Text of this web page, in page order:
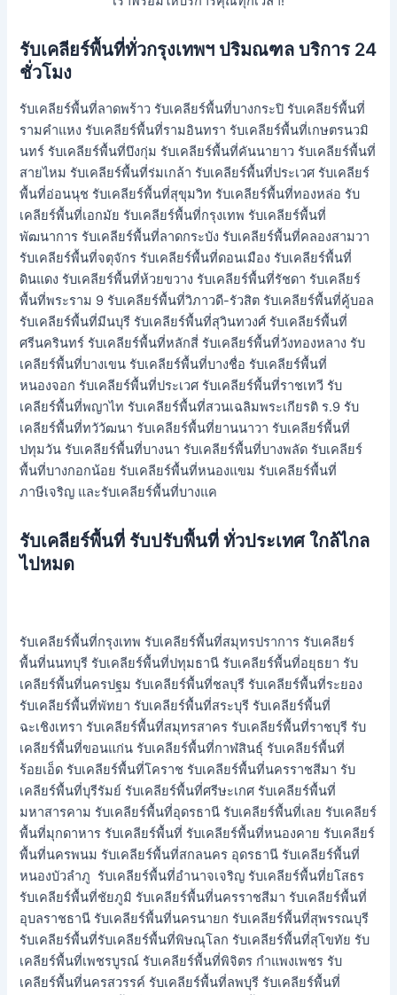
รับเคลียร์พื้นที่ทั่วกรุงเทพฯ ปริมณฑล บริการ 24
ชั่วโมง
รับเคลียร์พื้นที่ลาดพร้าว รับเคลียร์พื้นที่บางกระปิ รับเคลียร์พื้นที่
รามคำแหง รับเคลียร์พื้นที่รามอินทรา รับเคลียร์พื้นที่เกษตรนวมิ
นทร์ รับเคลียร์พื้นที่บึงกุ่ม รับเคลียร์พื้นที่คันนายาว รับเคลียร์พื้นที่
สายไหม รับเคลียร์พื้นที่ร่มเกล้า รับเคลียร์พื้นที่ประเวศ รับเคลียร์
พื้นที่อ่อนนุช รับเคลียร์พื้นที่สุขุมวิท รับเคลียร์พื้นที่ทองหล่อ รับ
เคลียร์พื้นที่เอกมัย รับเคลียร์พื้นที่กรุงเทพ รับเคลียร์พื้นที่
พัฒนาการ รับเคลียร์พื้นที่ลาดกระบัง รับเคลียร์พื้นที่คลองสามวา
รับเคลียร์พื้นที่จตุจักร รับเคลียร์พื้นที่ดอนเมือง รับเคลียร์พื้นที่
ดินแดง รับเคลียร์พื้นที่ห้วยขวาง รับเคลียร์พื้นที่รัชดา รับเคลียร์
พื้นที่พระราม 9 รับเคลียร์พื้นที่วิภาวดี-รัวสิต รับเคลียร์พื้นที่คู้บอล
รับเคลียร์พื้นที่มีนบุรี รับเคลียร์พื้นที่สุวินทวงศ์ รับเคลียร์พื้นที่
ศรีนครินทร์ รับเคลียร์พื้นที่หลักสี่ รับเคลียร์พื้นที่วังทองหลาง รับ
เคลียร์พื้นที่บางเขน รับเคลียร์พื้นที่บางชื่อ รับเคลียร์พื้นที่
หนองจอก รับเคลียร์พื้นที่ประเวศ รับเคลียร์พื้นที่ราชเทวี รับ
เคลียร์พื้นที่พญาไท รับเคลียร์พื้นที่สวนเฉลิมพระเกียรติ ร.9 รับ
เคลียร์พื้นที่ทวัวัฒนา รับเคลียร์พื้นที่ยานนาวา รับเคลียร์พื้นที่
ปทุมวัน รับเคลียร์พื้นที่บางนา รับเคลียร์พื้นที่บางพลัด รับเคลียร์
พื้นที่บางกอกน้อย รับเคลียร์พื้นที่หนองแขม รับเคลียร์พื้นที่
ภาษีเจริญ และรับเคลียร์พื้นที่บางแค
รับเคลียร์พื้นที่ รับปรับพื้นที่ ทั่วประเทศ ใกล้ไกล
ไปหมด
รับเคลียร์พื้นที่กรุงเทพ รับเคลียร์พื้นที่สมุทรปราการ รับเคลียร์
พื้นที่นนทบุรี รับเคลียร์พื้นที่ปทุมธานี รับเคลียร์พื้นที่อยุธยา รับ
เคลียร์พื้นที่นครปฐม รับเคลียร์พื้นที่ชลบุรี รับเคลียร์พื้นที่ระยอง
รับเคลียร์พื้นที่พัทยา รับเคลียร์พื้นที่สระบุรี รับเคลียร์พื้นที่
ฉะเชิงเทรา รับเคลียร์พื้นที่สมุทรสาคร รับเคลียร์พื้นที่ราชบุรี รับ
เคลียร์พื้นที่ขอนแก่น รับเคลียร์พื้นที่กาฬสินธุ์ รับเคลียร์พื้นที่
ร้อยเอ็ด รับเคลียร์พื้นที่โคราช รับเคลียร์พื้นที่นครราชสีมา รับ
เคลียร์พื้นที่บุรีรัมย์ รับเคลียร์พื้นที่ศรีษะเกศ รับเคลียร์พื้นที่
มหาสารคาม รับเคลียร์พื้นที่อุดรธานี รับเคลียร์พื้นที่เลย รับเคลียร์
พื้นที่มุกดาหาร รับเคลียร์พื้นที่ รับเคลียร์พื้นที่หนองคาย รับเคลียร์
พื้นที่นครพนม รับเคลียร์พื้นที่สกลนคร อุดรธานี รับเคลียร์พื้นที่
หนองบัวลำภู รับเคลียร์พื้นที่อำนาจเจริญ รับเคลียร์พื้นที่ยโสธร
รับเคลียร์พื้นที่ชัยภูมิ รับเคลียร์พื้นที่นครราชสีมา รับเคลียร์พื้นที่
อุบลราชธานี รับเคลียร์พื้นที่นครนายก รับเคลียร์พื้นที่สุพรรณบุรี
รับเคลียร์พื้นที่รับเคลียร์พื้นที่พิษณุโลก รับเคลียร์พื้นที่สุโขทัย รับ
เคลียร์พื้นที่เพชรบูรณ์ รับเคลียร์พื้นที่พิจิตร กำแพงเพชร รับ
เคลียร์พื้นที่นครสวรรค์ รับเคลียร์พื้นที่ลพบุรี รับเคลียร์พื้นที่